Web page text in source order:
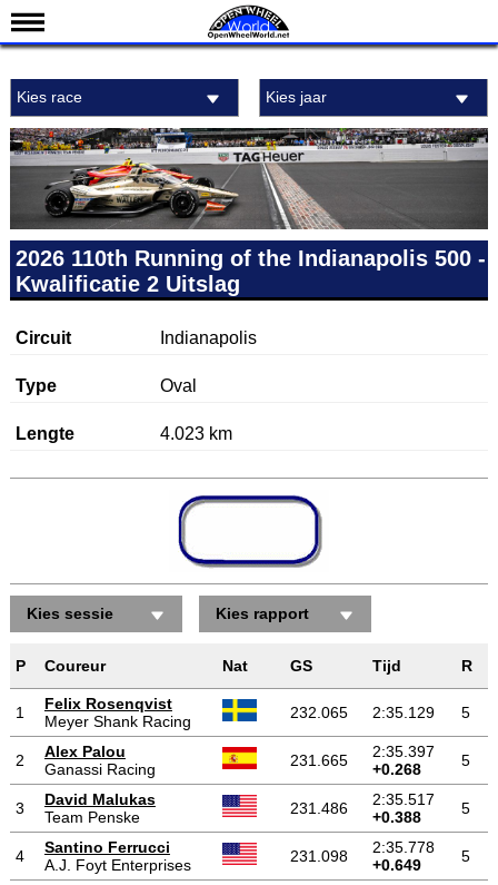
Kalender
Uitslagen
Standen
Coureurs
Teams
IndyCar 101
Kies race Kies jaar
2026 110th Running of the Indianapolis 500 -
Kwalificatie 2 Uitslag
Circuit Indianapolis
Type Oval
Lengte 4.023 km
Kies sessie Kies rapport
P Coureur Nat GS Tijd R
1
Felix Rosenqvist
Meyer Shank Racing
232.065 2:35.129 5
2
Alex Palou
Ganassi Racing
231.665
2:35.397
+0.268
5
3
David Malukas
Team Penske
231.486
2:35.517
+0.388
5
4
Santino Ferrucci
A.J. Foyt Enterprises
231.098
2:35.778
+0.649
5